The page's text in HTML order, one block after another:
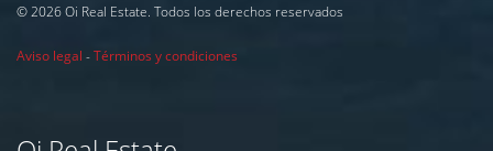
© 2026 Oi Real Estate. Todos los derechos reservados
Aviso legal -Términos y condiciones